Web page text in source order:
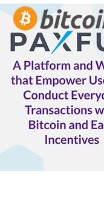
zonas estratégicas.
muy lógico esta
los servicios de
nosotros desde sus
no podemos hacer